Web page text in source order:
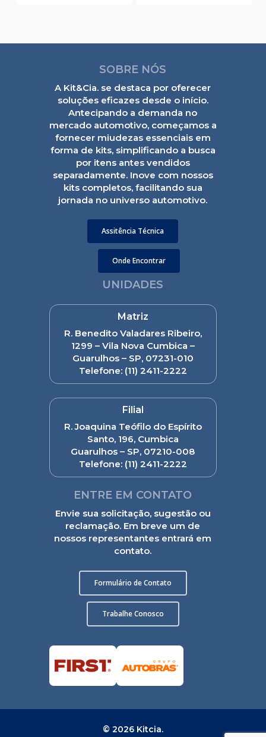
SOBRE NÓS
A Kit&Cia. se destaca por oferecer
soluções eficazes desde o início.
Antecipando a demanda no
mercado automotivo, começamos a
fornecer miudezas essenciais em
forma de kits, simplificando a busca
por itens antes vendidos
separadamente. Inove com nossos
kits completos, facilitando sua
jornada no universo automotivo.
Assitência Técnica
Onde Encontrar
UNIDADES
Matriz
R. Benedito Valadares Ribeiro,
1299 – Vila Nova Cumbica –
Guarulhos – SP, 07231-010
Telefone: (11) 2411-2222
Filial
R. Joaquina Teófilo do Espírito
Santo, 196, Cumbica
Guarulhos – SP, 07210-008
Telefone:(11) 2411-2222
ENTRE EM CONTATO
Envie sua solicitação, sugestão ou
reclamação. Em breve um de
nossos representantes entrará em
contato.
Formulário de Contato
Trabalhe Conosco
© 2026 Kitcia.